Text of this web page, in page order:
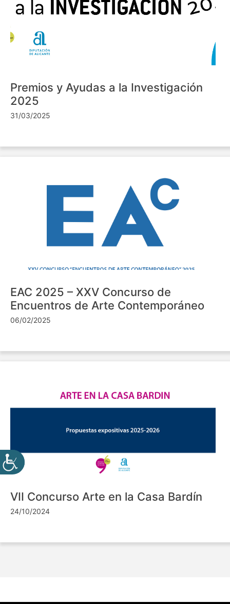
Premios y Ayudas a la Investigación
2025
31/03/2025
EAC 2025 – XXV Concurso de
Encuentros de Arte Contemporáneo
06/02/2025
VII Concurso Arte en la Casa Bardín
24/10/2024